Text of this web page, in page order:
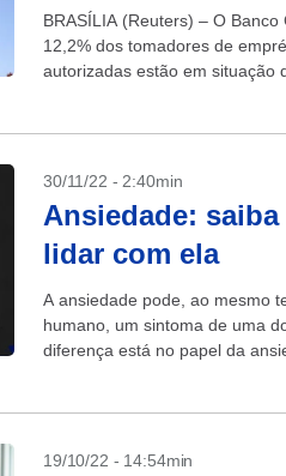
BRASÍLIA (Reuters) – O
12,2% dos tomadores de
autorizadas estão em situação
30/11/22 - 2:40min
Ansiedade:
lidar com ela
A ansiedade pode, ao mesmo
humano, um sintoma de uma
diferença está no papel da
19/10/22 - 14:54min